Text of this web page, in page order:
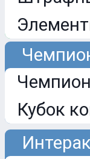
Кубок